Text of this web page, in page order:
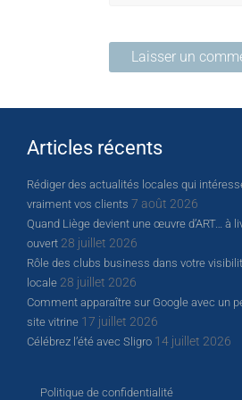
Articles récents
Rédiger des actualités locales qui
vraiment vos clients 7 août 2026
Quand Liège devient une œuvre d’ART… à
ouvert 28 juillet 2026
Rôle des clubs business dans votre
locale 28 juillet 2026
Comment apparaître sur Google avec un
site vitrine 17 juillet 2026
Célébrez l’été avec Sligro 14 juillet 2026
Politique de confidentialité